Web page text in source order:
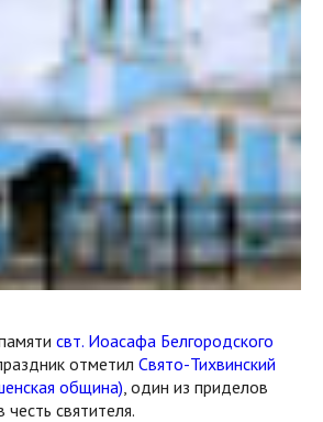
свт. Иоасафа Белгородского
отметил Свято-Тихвинский
община) , один из приделов
святителя.